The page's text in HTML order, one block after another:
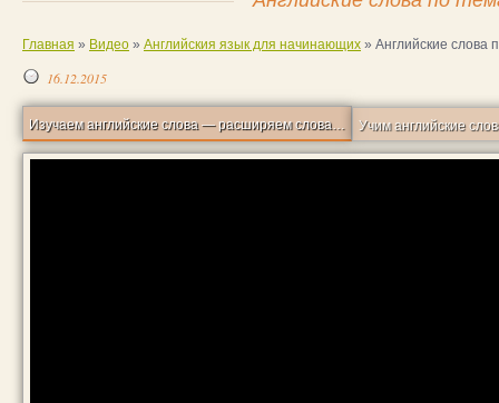
Главная » Видео » Английския язык для начинающих » Английские слова
16.12.2015
Изучаем английские слова — расширяем словарный запас.